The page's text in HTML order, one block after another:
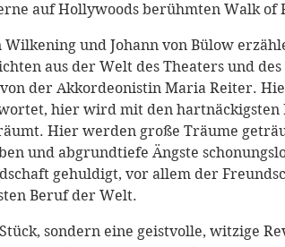
auf Hollywoods berühmten Walk of
Wilkening und Johann von Bülow
aus der Welt des Theaters und
der Akkordeonistin Maria Reiter.
hier wird mit den hartnäckigsten
Hier werden große Träume
und abgrundtiefe Ängste
gehuldigt, vor allem der
Beruf der Welt.
sondern eine geistvolle, witzige